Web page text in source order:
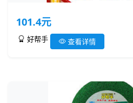
101.4元
好帮手 查看详情